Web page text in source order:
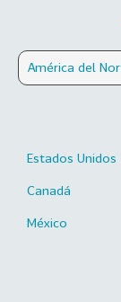
América del
Estados Unidos
Canadá
México